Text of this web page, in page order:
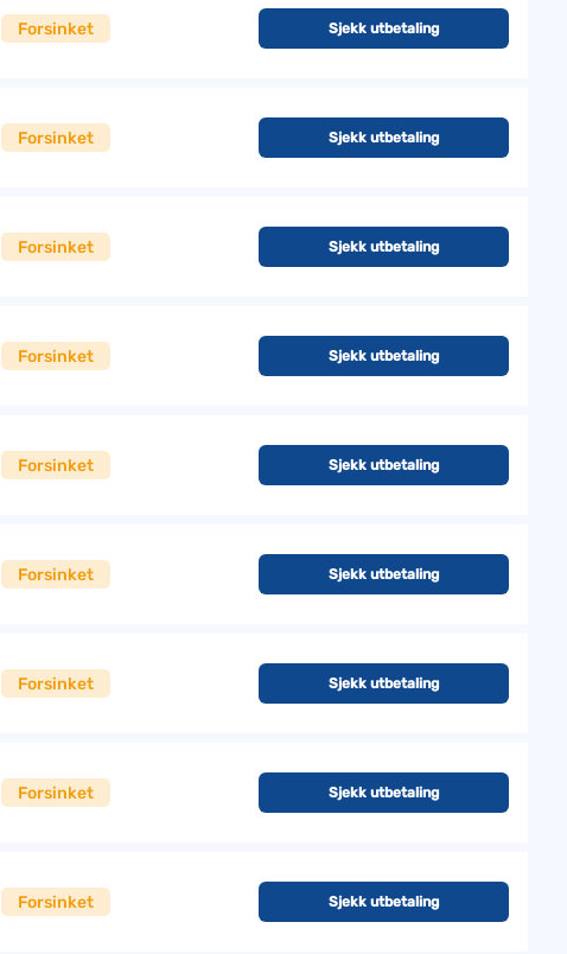
Forsinket Sjekk utbetaling
Forsinket Sjekk utbetaling
Forsinket Sjekk utbetaling
Forsinket Sjekk utbetaling
Forsinket Sjekk utbetaling
Forsinket Sjekk utbetaling
Forsinket Sjekk utbetaling
Forsinket Sjekk utbetaling
Forsinket Sjekk utbetaling